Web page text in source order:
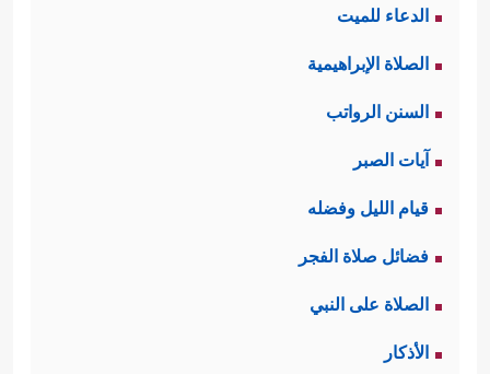
الدعاء للميت
الصلاة الإبراهيمية
السنن الرواتب
آيات الصبر
قيام الليل وفضله
فضائل صلاة الفجر
الصلاة على النبي
الأذكار